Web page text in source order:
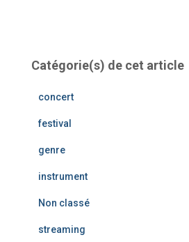
Catégorie(s) de cet article
concert
festival
genre
instrument
Non classé
streaming